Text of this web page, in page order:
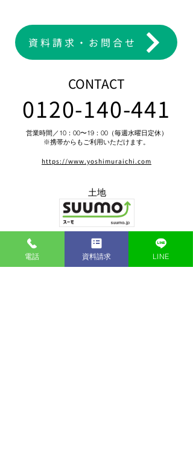
CONTACT
0120-140-441
営業時間／10：00〜19：00（毎週水曜日定休）
​※携帯からもご利用いただけます。
https://www.yoshi muraichi.com
土地
資料請求・お問合せ
電話 資料請求 LINE